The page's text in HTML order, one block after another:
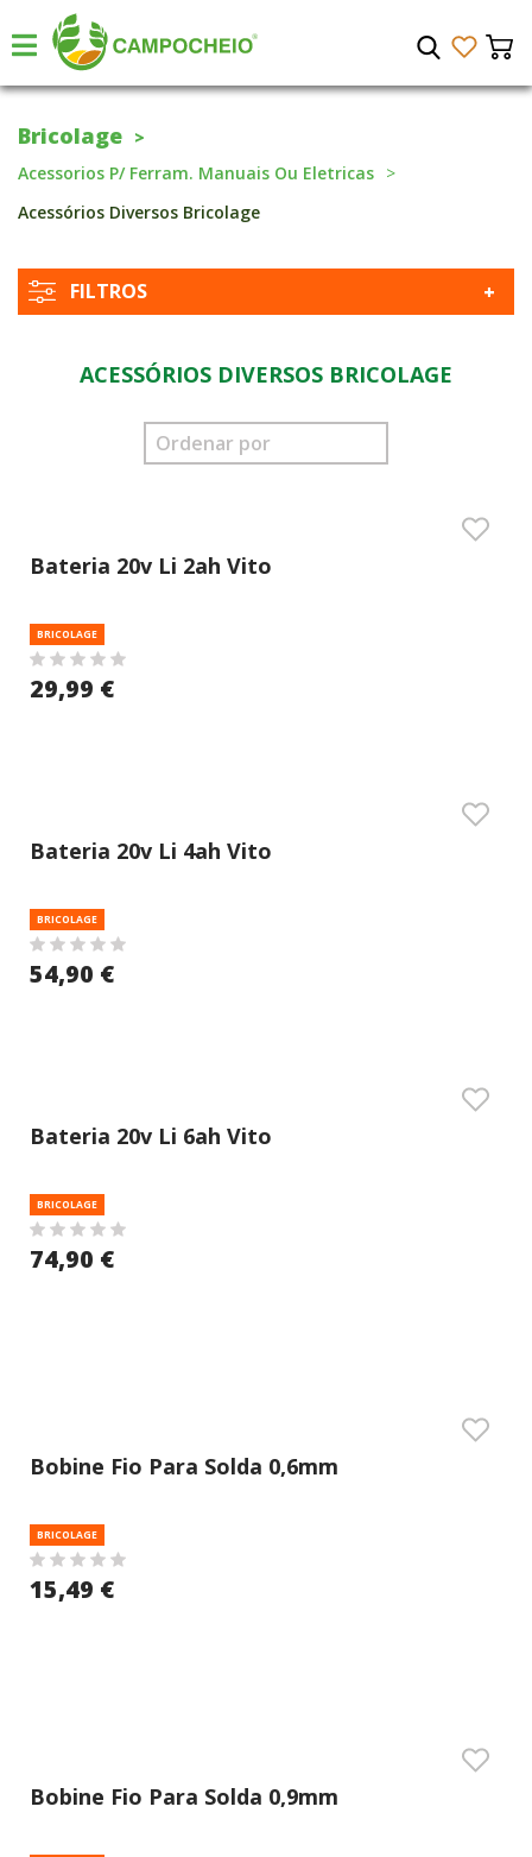
Bricolage
Acessorios P/ Ferram. Manuais Ou Eletricas
Acessórios Diversos Bricolage
FILTROS
ACESSÓRIOS DIVERSOS BRICOLAGE
Bateria 20v Li 2ah Vito
BRICOLAGE
29,99 €
Bateria 20v Li 4ah Vito
BRICOLAGE
54,90 €
Bateria 20v Li 6ah Vito
BRICOLAGE
74,90 €
Bobine Fio Para Solda 0,6mm
BRICOLAGE
15,49 €
Bobine Fio Para Solda 0,9mm